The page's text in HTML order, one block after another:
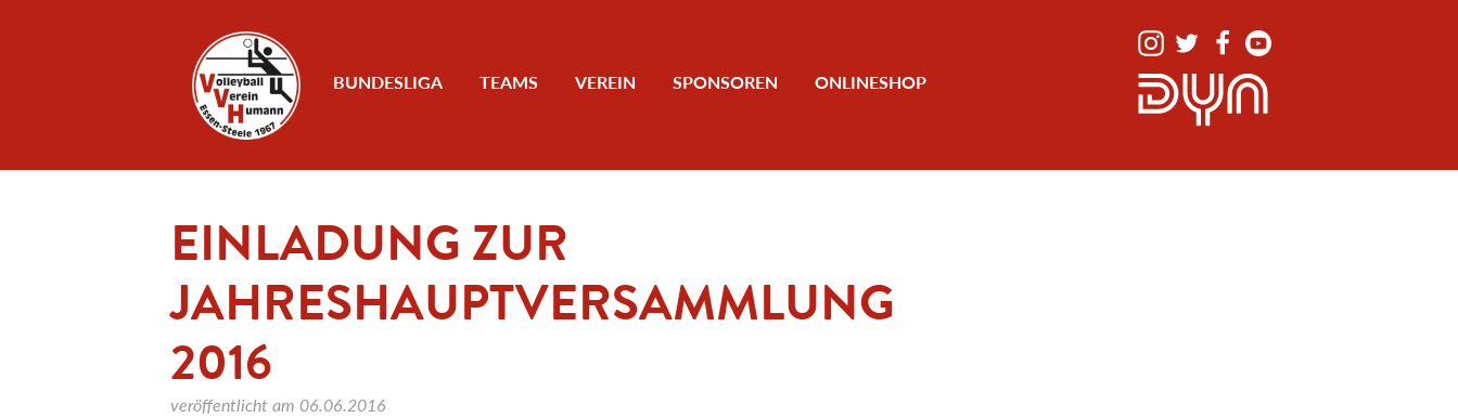
BUNDESLIGA TEAMS VEREIN SPONSOREN ONLINESHOP
EINLADUNG ZUR
JAHRESHAUPTVERSAMMLUNG
2016
veröffentlicht am 06.06.2016